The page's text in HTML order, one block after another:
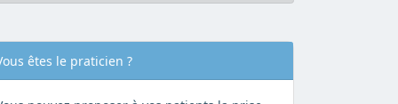
êtes le praticien ?